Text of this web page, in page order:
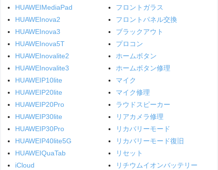
HUAWEIMediaPad
HUAWEInova2
HUAWEInova3
HUAWEInova5T
HUAWEInovalite2
HUAWEInovalite3
HUAWEIP10lite
HUAWEIP20lite
HUAWEIP20Pro
HUAWEIP30lite
HUAWEIP30Pro
HUAWEIP40lite5G
HUAWEIQuaTab
iCloud
フロントガラス
フロントパネル交換
ブラックアウト
プロコン
ホームボタン
ホームボタン修理
マイク
マイク修理
ラウドスピーカー
リアカメラ修理
リカバリーモード
リカバリーモード復旧
リセット
リチウムイオンバッテリー